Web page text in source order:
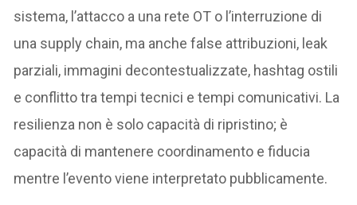
sistema, l’attacco a una rete OT o l’interruzione di
una supply chain, ma anche false attribuzioni, leak
parziali, immagini decontestualizzate, hashtag ostili
e conflitto tra tempi tecnici e tempi comunicativi. La
resilienza non è solo capacità di ripristino; è
capacità di mantenere coordinamento e fiducia
mentre l’evento viene interpretato pubblicamente.